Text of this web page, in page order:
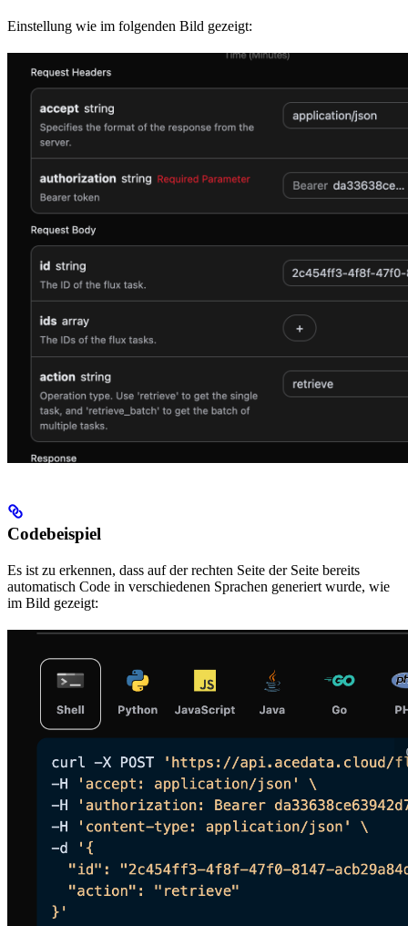
Einstellung wie im folgenden Bild gezeigt:
Codebeispiel
Es ist zu erkennen, dass auf der rechten Seite der Seite bereits
automatisch Code in verschiedenen Sprachen generiert wurde, wie
im Bild gezeigt: